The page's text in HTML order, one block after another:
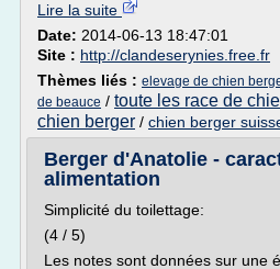
Lire la suite
Date: 2014-06-13 18:47:01
Site : http://clandeserynies.free.fr
Thèmes liés : elevage de chien
de beauce / toute les race de
chien berger / chien berger
Berger d'Anatolie -
alimentation
Simplicité du toilettage:
(4 / 5)
Les notes sont données sur une